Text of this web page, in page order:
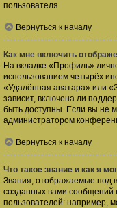
пользователя.
Вернуться к началу
Как мне включить
На вкладке «Профиль»
использованием четырёх
«Удалённая аватара» или
зависит, включена ли
быть доступны. Если вы не
администратором
Вернуться к началу
Что такое звание и как я
Звания, отображаемые под
созданных вами
пользователей: например,